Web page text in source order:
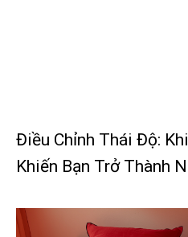
Điều Chỉnh Thái Độ:
Khiến Bạn Trở Thành